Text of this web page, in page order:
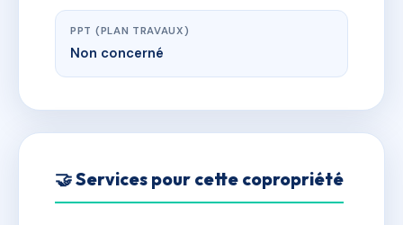
PPT (PLAN TRAVAUX)
Non concerné
🤝 Services pour cette copropriété